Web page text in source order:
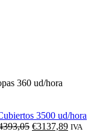
360 ud/hora
3500 ud/hora
O
€3137,89OIVA